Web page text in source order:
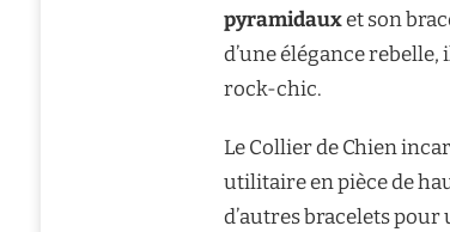
pyramidauxet son
d’une élégance
rock-chic.
Le Collier de Chien
utilitaire en pièce de
d’autres bracelets pour